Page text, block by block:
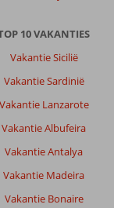
10 VAKANTIES
Vakantie Sicilië
Vakantie Sardinië
Vakantie Lanzarote
Vakantie Albufeira
Vakantie Antalya
Vakantie Madeira
Vakantie Bonaire